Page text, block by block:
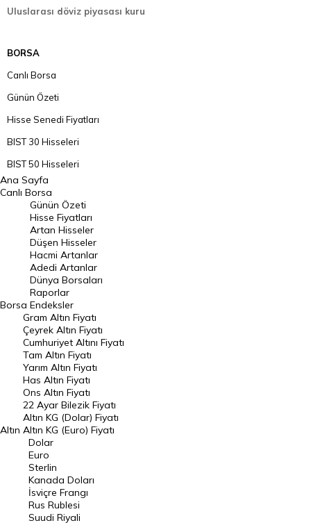
Uluslarası döviz piyasası kuru
BORSA
Canlı Borsa
Günün Özeti
Hisse Senedi Fiyatları
BIST 30 Hisseleri
BIST 50 Hisseleri
BIST 100 Hisseleri
En Çok Artan Hisseler
En Çok Düşen Hisseler
Hacmi Artanlar
Geçmiş Kapanışlar
Dünya Borsaları
Raporlar
Endeksler
DÖVİZ
Döviz Kuru
Dolar Kuru
Euro Kuru
Pound Kuru
Frank Kuru
Riyal Kuru
Ana Sayfa
Canlı Borsa
Borsa
Günün Özeti
Hisse Fiyatları
Artan Hisseler
Düşen Hisseler
Hacmi Artanlar
Adedi Artanlar
Dünya Borsaları
Raporlar
Endeksler
Altın
Gram Altın Fiyatı
Çeyrek Altın Fiyatı
Cumhuriyet Altını Fiyatı
Tam Altın Fiyatı
Yarım Altın Fiyatı
Has Altın Fiyatı
Ons Altın Fiyatı
22 Ayar Bilezik Fiyatı
Altın KG (Dolar) Fiyatı
Altın KG (Euro) Fiyatı
Dolar
Euro
Sterlin
Kanada Doları
İsviçre Frangı
Rus Rublesi
Suudi Riyali